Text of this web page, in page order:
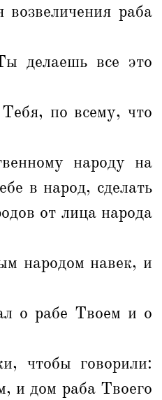
раба
делаешь все это
по всему, что
народу на
в народ, сделать
от лица народа
народом навек, и
о рабе Твоем и о
чтобы говорили:
и дом раба Твоего